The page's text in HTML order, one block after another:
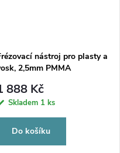
nástroj pro plasty a
2,5mm PMMA
888 Kč
Skladem 1 ks
Do košíku